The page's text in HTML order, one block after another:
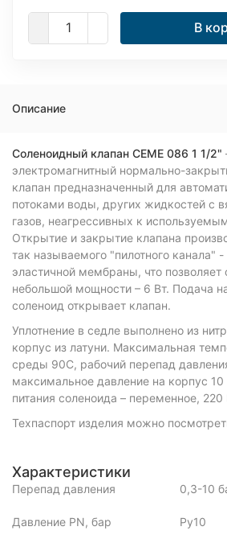
В
Описание
Соленоидный клапан CEME 086 1 1/2"
электромагнитный нормально-
клапан предназначенный для
потоками воды, других жидкостей с
газов, неагрессивных к
Открытие и закрытие клапана
так называемого "пилотного канала"
эластичной мембраны, что позволяет
небольшой мощности – 6 Вт. Подача
соленоид открывает клапан.
Уплотнение в седле выполнено из
корпус из латуни. Максимальная
среды 90С, рабочий перепад
максимальное давление на корпус
питания соленоида – переменное, 220
Техпаспорт изделия можно
Характеристики
Перепад давления 0,3-10
Давление PN, бар Ру10